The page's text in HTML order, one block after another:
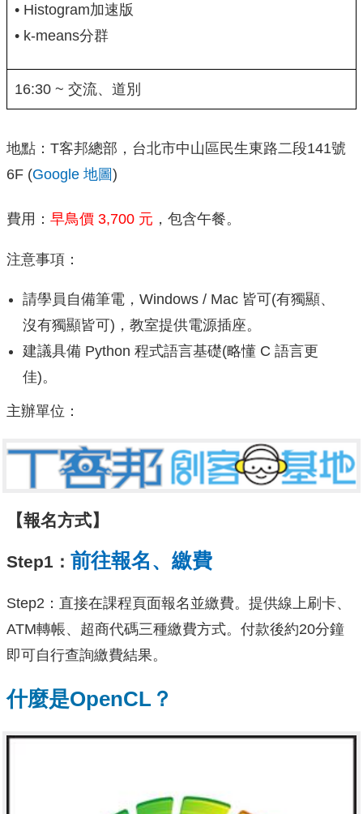
• Histogram加速版
• k-means分群
16:30 ~ 交流、道別
地點：T客邦總部，台北市中山區民生東路二段141號
6F (Google 地圖)
費用： 早鳥價 3,700 元 ，包含午餐。
注意事項：
請學員自備筆電，Windows / Mac 皆可(有獨顯、
沒有獨顯皆可)，教室提供電源插座。
建議具備 Python 程式語言基礎(略懂 C 語言更
佳)。
主辦單位：
【報名方式】
Step1： 前往報名、繳費
Step2：直接在課程頁面報名並繳費。提供線上刷卡、
ATM轉帳、超商代碼三種繳費方式。付款後約20分鐘
即可自行查詢繳費結果。
什麼是OpenCL？